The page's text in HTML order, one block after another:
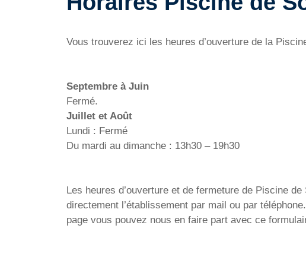
Vous trouverez ici les heures d’ouverture de la
Septembre à Juin
Fermé.
Juillet et Août
Lundi : Fermé
Du mardi au dimanche : 13h30 – 19h30
Les heures d’ouverture et de fermeture de Piscine
directement l’établissement par mail ou par
page vous pouvez nous en faire part avec ce